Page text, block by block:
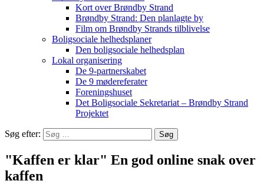
Kort over Brøndby Strand
Brøndby Strand: Den planlagte by
Film om Brøndby Strands tilblivelse
Boligsociale helhedsplaner
Den boligsociale helhedsplan
Lokal organisering
De 9-partnerskabet
De 9 mødereferater
Foreningshuset
Det Boligsociale Sekretariat – Brøndby Strand
Projektet
Søg efter:
"Kaffen er klar" En god online snak over
kaffen